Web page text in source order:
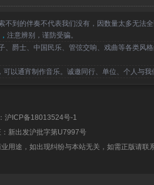
不到的伴奏不代表我们没有，因数量太多无法
注意辨别，谨防受骗。
爵士、中国民乐、管弦交响、戏曲等各类风
以通宵制作音乐。诚邀同行、单位、个人与我
沪ICP备18013524号-1
新出发沪批字第U7997号
途，如出现纠纷与本站无关，如需正版请联